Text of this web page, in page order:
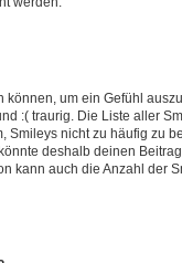
um ein Gefühl
:( traurig. Die Liste aller
Smileys nicht zu häufig zu
deshalb deinen
kann auch die Anzahl der